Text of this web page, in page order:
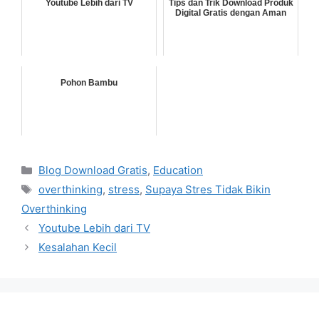
Youtube Lebih dari TV
Tips dan Trik Download Produk
Digital Gratis dengan Aman
Pohon Bambu
Categories
Blog Download Gratis, Education
Tags
overthinking, stress, Supaya Stres Tidak Bikin
Overthinking
Youtube Lebih dari TV
Kesalahan Kecil